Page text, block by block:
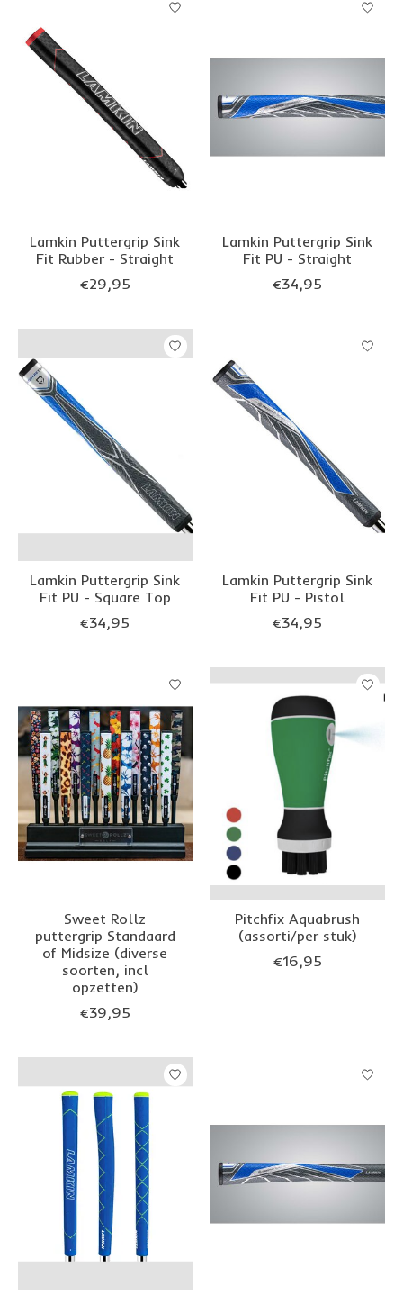
Lamkin Puttergrip Sink
Fit Rubber - Straight
€29,95
Lamkin Puttergrip Sink
Fit PU - Straight
€34,95
Lamkin Puttergrip Sink
Fit PU - Square Top
€34,95
Lamkin Puttergrip Sink
Fit PU - Pistol
€34,95
Sweet Rollz
puttergrip Standaard
of Midsize (diverse
soorten, incl
opzetten)
€39,95
Pitchfix Aquabrush
(assorti/per stuk)
€16,95